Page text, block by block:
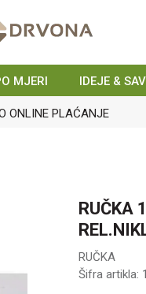
MJERI IDEJE &
ONLINE PLAĆANJE
RUČKA
RUČKA
Šifra artikla: